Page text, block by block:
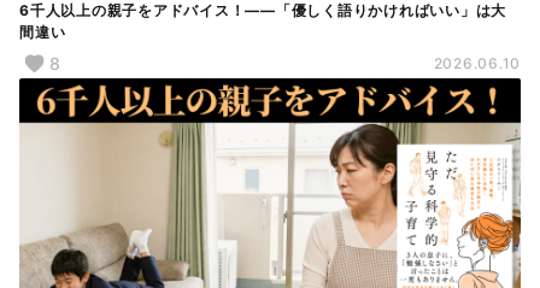
6千人以上の親子をアドバイス！――「優しく語りかければいい」は大
間違い
8 2026.06.10